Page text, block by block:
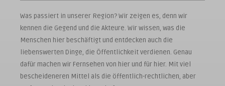
Was passiert in unserer Region? Wir zeigen es, denn wir
kennen die Gegend und die Akteure. Wir wissen, was die
Menschen hier beschäftigt und entdecken auch die
liebenswerten Dinge, die Öffentlichkeit verdienen. Genau
dafür machen wir Fernsehen von hier und für hier. Mit viel
bescheideneren Mittel als die öffentlich-rechtlichen, aber